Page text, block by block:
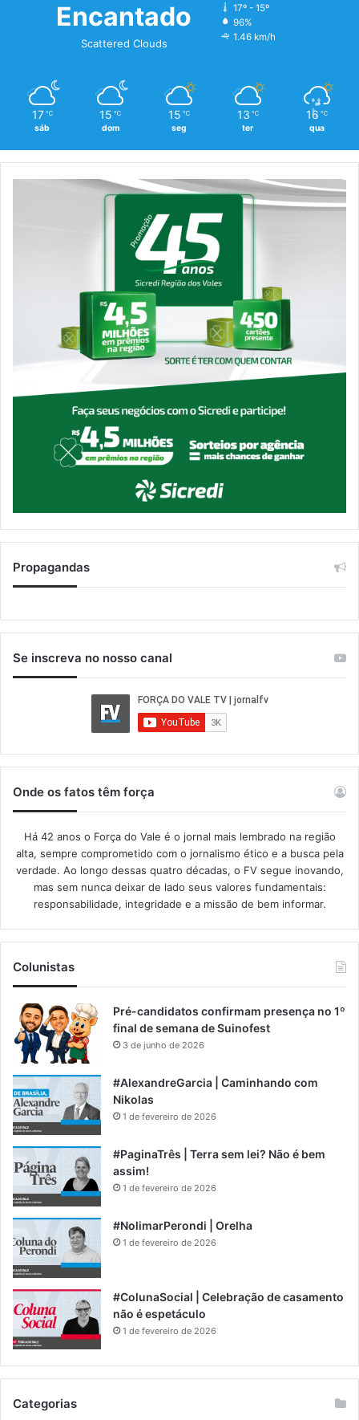
Encantado
Scattered Clouds
17º - 15º
96%
1.46 km/h
17 ℃
sáb
15 ℃
dom
15 ℃
seg
13 ℃
ter
16 ℃
qua
Propagandas
Se inscreva no nosso canal
Onde os fatos têm força
Há 42 anos o Força do Vale é o jornal mais lembrado na região
alta, sempre comprometido com o jornalismo ético e a busca pela
verdade. Ao longo dessas quatro décadas, o FV segue inovando,
mas sem nunca deixar de lado seus valores fundamentais:
responsabilidade, integridade e a missão de bem informar.​
Colunistas
Pré-candidatos confirmam presença no 1º
final de semana de Suinofest
3 de junho de 2026
#AlexandreGarcia | Caminhando com
Nikolas
1 de fevereiro de 2026
#PaginaTrês | Terra sem lei? Não é bem
assim!
1 de fevereiro de 2026
#NolimarPerondi | Orelha
1 de fevereiro de 2026
#ColunaSocial | Celebração de casamento
não é espetáculo
1 de fevereiro de 2026
Categorias